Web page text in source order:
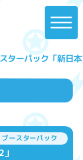
ターパック「新日
ブースターパック